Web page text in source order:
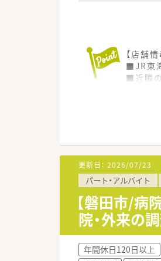
【店舗
■JR東
■近隣
■千葉
■無理
■産休
【職場
■店舗
■管理
■待合
【想定
■30代
更新日： 2026/07/23
パート・アルバイト
【磐田市/病
院・外来の
年間休日120日以上